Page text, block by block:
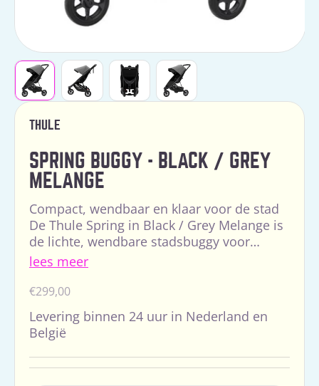
THULE
SPRING BUGGY - BLACK / GREY
MELANGE
Compact, wendbaar en klaar voor de stad
De Thule Spring in Black / Grey Melange is
de lichte, wendbare stadsbuggy voor
ouders die vaak onderweg zijn. Met zijn
lees meer
Normale
€299,00
Levering binnen 24 uur in Nederland en
België